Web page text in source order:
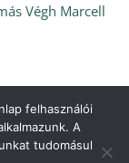
Végh Marcell
szeptember
felhasználói
A
tudomásul